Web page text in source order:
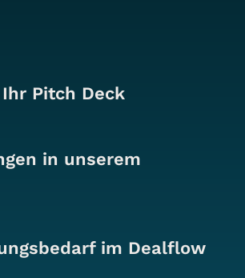
Pitch Deck
in unserem
im Dealflow